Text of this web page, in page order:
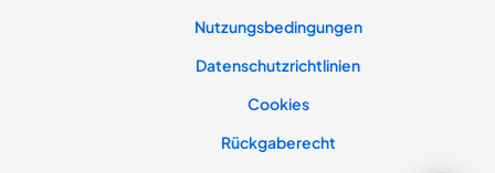
Nutzungsbedingungen
Datenschutzrichtlinien
Cookies
Rückgaberecht